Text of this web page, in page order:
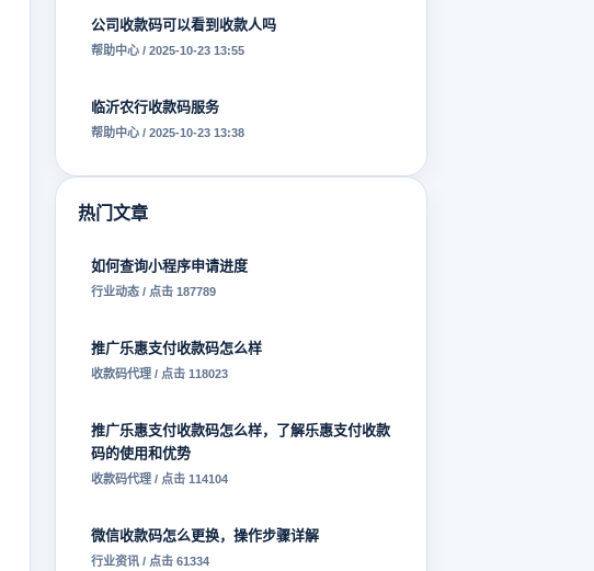
公司收款码可以看到收款人吗
帮助中心 / 2025-10-23 13:55
临沂农行收款码服务
帮助中心 / 2025-10-23 13:38
热门文章
如何查询小程序申请进度
行业动态 / 点击 187789
推广乐惠支付收款码怎么样
收款码代理 / 点击 118023
推广乐惠支付收款码怎么样，了解乐惠支付收款
码的使用和优势
收款码代理 / 点击 114104
微信收款码怎么更换，操作步骤详解
行业资讯 / 点击 61334